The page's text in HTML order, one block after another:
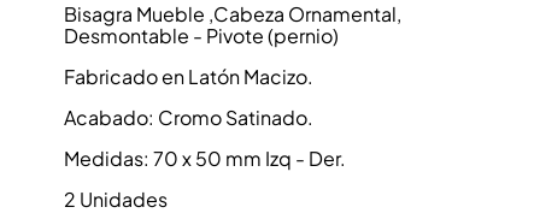
Bisagra Mueble ,Cabeza Ornamental,
Desmontable - Pivote (pernio)
Fabricado en Latón Macizo.
Acabado: Cromo Satinado.
Medidas: 70 x 50 mm Izq - Der.
2 Unidades